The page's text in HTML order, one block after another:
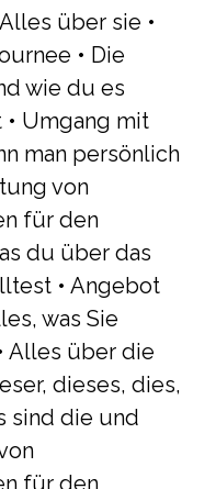
Alles über sie •
• Die
wie du es
• Umgang mit
man persönlich
von
für den
du über das
• Angebot
was Sie
Alles über die
dieses, dies,
sind die und
für den